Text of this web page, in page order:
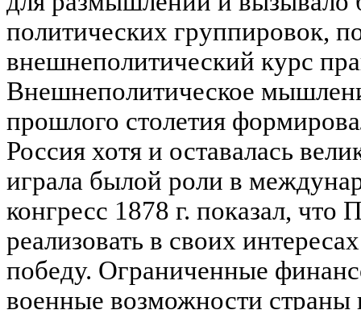
политических группировок,
внешнеполитический курс
Внешнеполитическое
прошлого столетия
Россия хотя и оставалась
играла былой роли в
конгресс 1878 г. показал, что
реализовать в своих
победу. Ограниченные
военные возможности страны